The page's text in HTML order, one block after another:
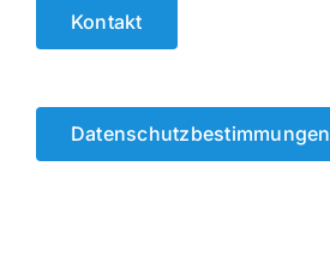
Kontakt
Datenschutzbestimmungen